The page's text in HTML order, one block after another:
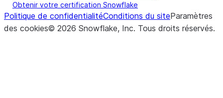
Obtenir votre certification Snowflake
Politique de confidentialitéConditions du siteParamètres
des cookies© 2026 Snowflake, Inc. Tous droits réservés.